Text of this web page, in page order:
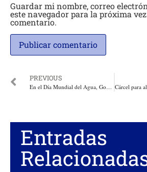
Guardar mi nombre, correo
este navegador para la próxima
comentario.
PREVIOUS
En el Día Mundial del Agua, Gobernadora destaca que 1.4 millones de atlanticenses tendrán mejor calidad de vida con agua 24/7
Entradas